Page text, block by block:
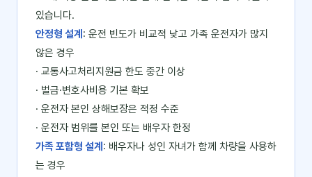
있습니다.
안정형 설계 : 운전 빈도가 비교적 낮고 가족 운전자가 많지
않은 경우
· 교통사고처리지원금 한도 중간 이상
· 벌금·변호사비용 기본 확보
· 운전자 본인 상해보장은 적정 수준
· 운전자 범위를 본인 또는 배우자 한정
가족 포함형 설계 : 배우자나 성인 자녀가 함께 차량을 사용하
는 경우